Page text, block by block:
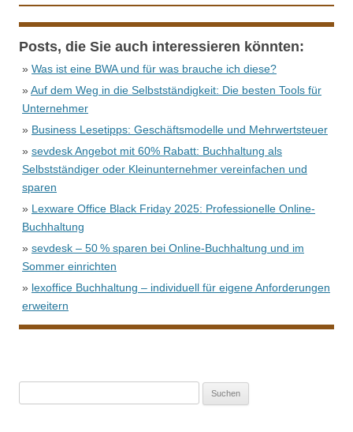
Posts, die Sie auch interessieren könnten:
» Was ist eine BWA und für was brauche ich diese?
»Auf dem Weg in die Selbstständigkeit: Die besten Tools für
Unternehmer
» Business Lesetipps: Geschäftsmodelle und Mehrwertsteuer
» sevdesk Angebot mit 60% Rabatt: Buchhaltung als
Selbstständiger oder Kleinunternehmer vereinfachen und
sparen
» Lexware Office Black Friday 2025: Professionelle Online-
Buchhaltung
» sevdesk – 50 % sparen bei Online-Buchhaltung und im
Sommer einrichten
» lexoffice Buchhaltung – individuell für eigene Anforderungen
erweitern